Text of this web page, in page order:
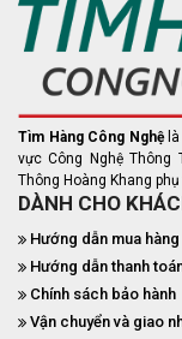
Tìm Hàng Công Nghệ
vực Công Nghệ Thông
Thông Hoàng Khang
DÀNH CHO
Hướng dẫn mua hàng
Hướng dẫn thanh
Chính sách bảo hành
Vận chuyển và giao